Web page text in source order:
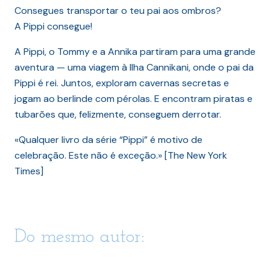
Consegues transportar o teu pai aos ombros?
A Pippi consegue!
A Pippi, o Tommy e a Annika partiram para uma grande
aventura — uma viagem à Ilha Cannikani, onde o pai da
Pippi é rei. Juntos, exploram cavernas secretas e
jogam ao berlinde com pérolas. E encontram piratas e
tubarões que, felizmente, conseguem derrotar.
«Qualquer livro da série “Pippi” é motivo de
celebração. Este não é exceção.» [The New York
Times]
Do mesmo autor: